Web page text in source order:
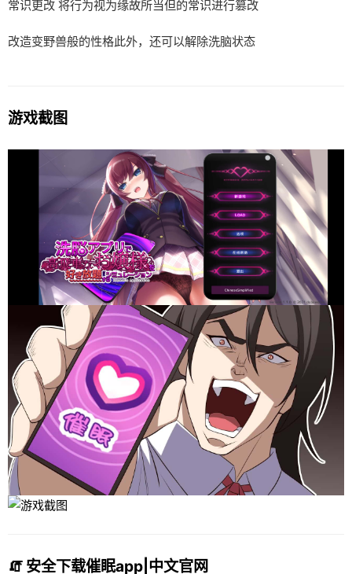
常识更改 将行为视为缘故所当但的常识进行篡改
改造变野兽般的性格此外，还可以解除洗脑状态
游戏截图
🧯 安全下载催眠app|中文官网